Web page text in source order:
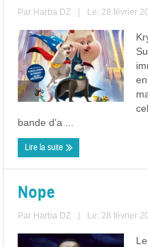
Par Harba DZ Le: 28 février
bande d’a ...
Lire la suite
Nope
Par Harba DZ Le: 28 février